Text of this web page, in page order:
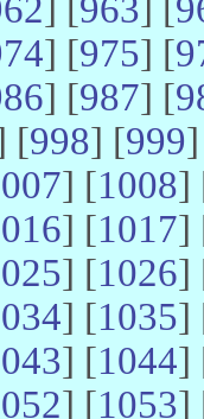
963
] [975] [
] [987] [
[998] [999
] [1008]
] [1017]
] [1026]
] [1035]
] [1044]
] [1053]